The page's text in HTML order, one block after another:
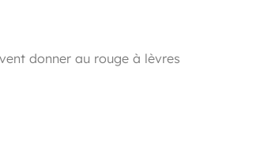
donner au rouge à lèvres